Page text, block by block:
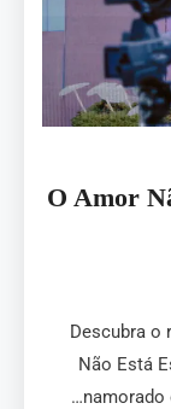
O Amor
Descubra o
Não Está
namorado